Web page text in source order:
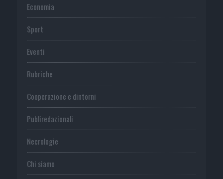
Economia
Sport
Eventi
Rubriche
Cooperazione e dintorni
Publiredazionali
Necrologie
Chi siamo